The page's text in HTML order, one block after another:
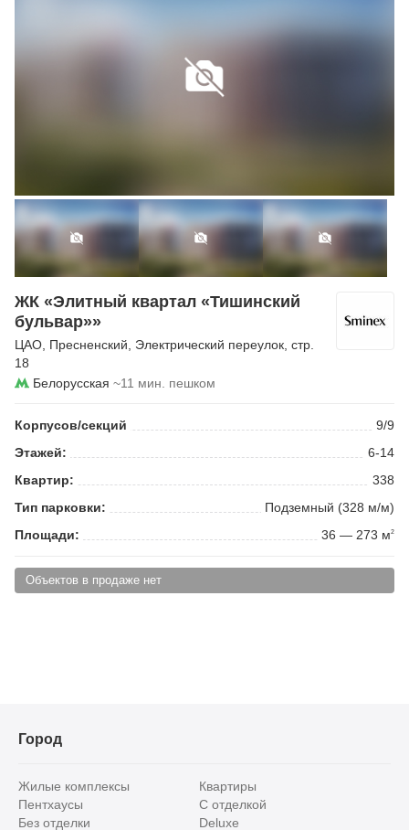
ЖК «Элитный квартал «Тишинский
бульвар»»
ЦАО, Пресненский, Электрический переулок, стр.
18
Белорусская ~11 мин. пешком
Корпусов/секций
9/9
Этажей:
6-14
Квартир:
338
Тип парковки:
Подземный (328 м/м)
Площади:
36 — 273 м2
Объектов в продаже нет
Город
Жилые комплексы
Квартиры
Пентхаусы
С отделкой
Без отделки
Deluxe